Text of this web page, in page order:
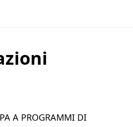
A PROGRAMMI DI